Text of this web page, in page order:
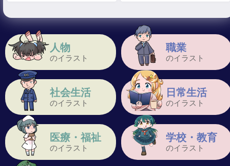
人物
のイラスト
職業
のイラスト
社会生活
のイラスト
日常生活
のイラスト
医療・福祉
のイラスト
学校・教育
のイラスト